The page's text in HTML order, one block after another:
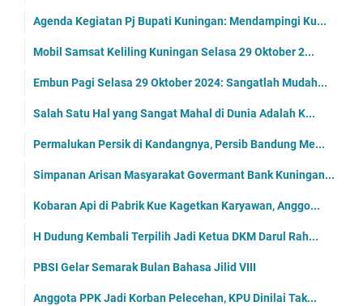
Agenda Kegiatan Pj Bupati Kuningan: Mendampingi Ku...
Mobil Samsat Keliling Kuningan Selasa 29 Oktober 2...
Embun Pagi Selasa 29 Oktober 2024: Sangatlah Mudah...
Salah Satu Hal yang Sangat Mahal di Dunia Adalah K...
Permalukan Persik di Kandangnya, Persib Bandung Me...
Simpanan Arisan Masyarakat Govermant Bank Kuningan...
Kobaran Api di Pabrik Kue Kagetkan Karyawan, Anggo...
H Dudung Kembali Terpilih Jadi Ketua DKM Darul Rah...
PBSI Gelar Semarak Bulan Bahasa Jilid VIII
Anggota PPK Jadi Korban Pelecehan, KPU Dinilai Tak...